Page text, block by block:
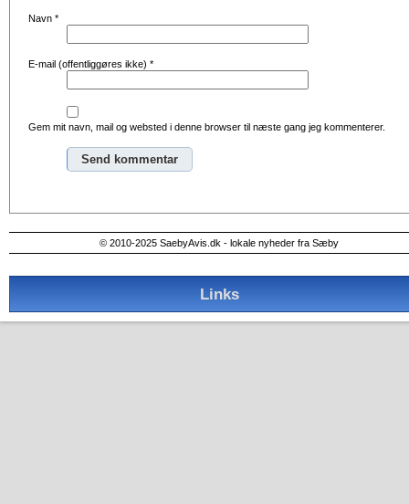
Navn *
E-mail (offentliggøres ikke) *
Gem mit navn, mail og websted i denne browser til næste gang jeg kommenterer.
© 2010-2025 SaebyAvis.dk - lokale nyheder fra Sæby
Links